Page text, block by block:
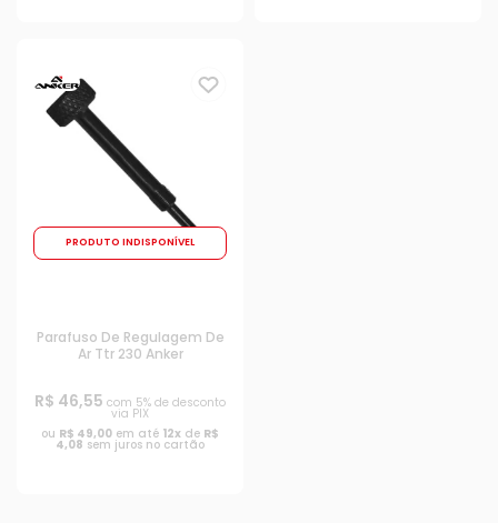
PRODUTO INDISPONÍVEL
Parafuso De Regulagem De
Ar Ttr 230 Anker
R$ 46,55 com 5% de desconto
via PIX
ou R$ 49,00 em até 12x de R$
4,08 sem juros no cartão